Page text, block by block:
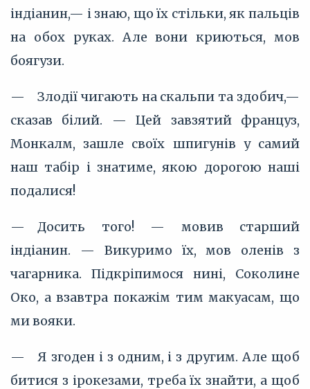
індіанин,— і знаю, що їх стільки, як пальців
на обох руках. Але вони криються, мов
боягузи.
— Злодії чигають на скальпи та здобич,—
сказав білий. — Цей завзятий француз,
Монкалм, зашле своїх шпигунів у самий
наш табір і знатиме, якою дорогою наші
подалися!
— Досить того! — мовив старший
індіанин. — Викуримо їх, мов оленів з
чагарника. Підкріпимося нині, Соколине
Око, а взавтра покажім тим макуасам, що
ми вояки.
— Я згоден і з одним, і з другим. Але щоб
битися з ірокезами, треба їх знайти, а щоб